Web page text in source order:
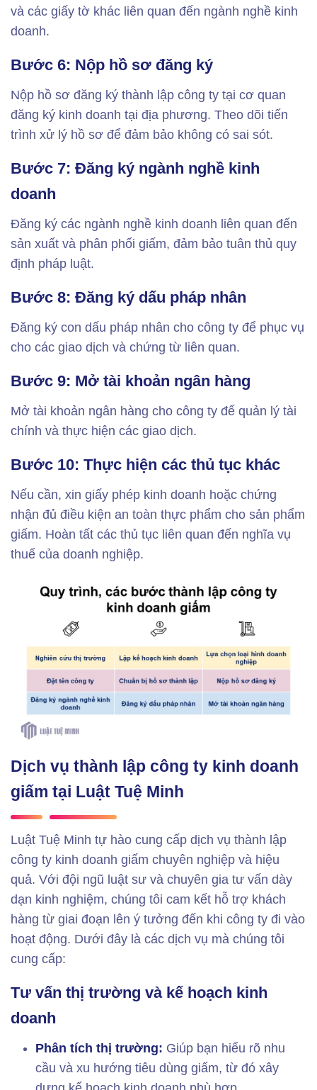
và các giấy tờ khác liên quan đến ngành nghề kinh
doanh.
Bước 6: Nộp hồ sơ đăng ký
Nộp hồ sơ đăng ký thành lập công ty tại cơ quan
đăng ký kinh doanh tại địa phương. Theo dõi tiến
trình xử lý hồ sơ để đảm bảo không có sai sót.
Bước 7: Đăng ký ngành nghề kinh
doanh
Đăng ký các ngành nghề kinh doanh liên quan đến
sản xuất và phân phối giấm, đảm bảo tuân thủ quy
định pháp luật.
Bước 8: Đăng ký dấu pháp nhân
Đăng ký con dấu pháp nhân cho công ty để phục vụ
cho các giao dịch và chứng từ liên quan.
Bước 9: Mở tài khoản ngân hàng
Mở tài khoản ngân hàng cho công ty để quản lý tài
chính và thực hiện các giao dịch.
Bước 10: Thực hiện các thủ tục khác
Nếu cần, xin giấy phép kinh doanh hoặc chứng
nhận đủ điều kiện an toàn thực phẩm cho sản phẩm
giấm. Hoàn tất các thủ tục liên quan đến nghĩa vụ
thuế của doanh nghiệp.
Dịch vụ thành lập công ty kinh doanh
giấm tại Luật Tuệ Minh
Luật Tuệ Minh tự hào cung cấp dịch vụ thành lập
công ty kinh doanh giấm chuyên nghiệp và hiệu
quả. Với đội ngũ luật sư và chuyên gia tư vấn dày
dạn kinh nghiệm, chúng tôi cam kết hỗ trợ khách
hàng từ giai đoạn lên ý tưởng đến khi công ty đi vào
hoạt động. Dưới đây là các dịch vụ mà chúng tôi
cung cấp:
Tư vấn thị trường và kế hoạch kinh
doanh
Phân tích thị trường: Giúp bạn hiểu rõ nhu
cầu và xu hướng tiêu dùng giấm, từ đó xây